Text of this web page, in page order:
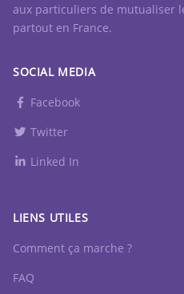
aux particuliers de mutualiser
partout en France.
SOCIAL MEDIA
Facebook
Twitter
Linked In
LIENS UTILES
Comment ça marche ?
FAQ